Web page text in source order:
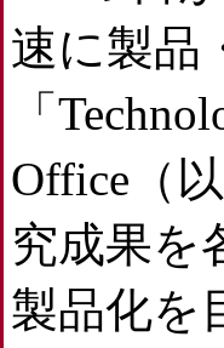
速に製品
「
Office（
究成果を
製品化を